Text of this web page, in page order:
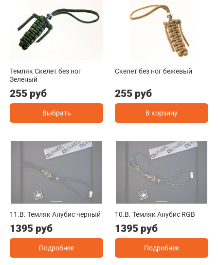
Темляк Скелет без ног
Зеленый
255 руб
Выбрать
Скелет без ног бежевый
255 руб
В корзину
11.B. Темляк Анубис черный
1395 руб
Подробнее
10.B. Темляк Анубис RGB
1395 руб
Подробнее